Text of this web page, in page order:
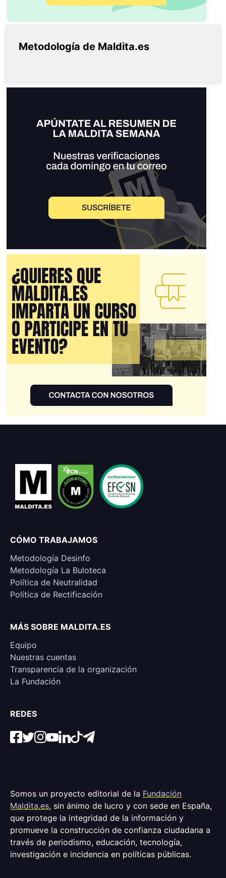
Metodología de Maldita.es
CÓMO TRABAJAMOS
Metodología Desinfo
Metodología La Buloteca
Política de Neutralidad
Política de Rectificación
MÁS SOBRE MALDITA.ES
Equipo
Nuestras cuentas
Transparencia de la organización
La Fundación
REDES
Somos un proyecto editorial de la Fundación
Maldita.es, sin ánimo de lucro y con sede en España,
que protege la integridad de la información y
promueve la construcción de confianza ciudadana a
través de periodismo, educación, tecnología,
investigación e incidencia en políticas públicas.